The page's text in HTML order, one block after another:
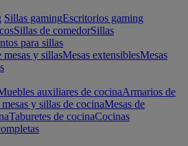
Sillas gamingEscritorios gaming
Sillas de comedorSillas
para sillas
y sillasMesas extensiblesMesas
auxiliares de cocinaArmarios de
y sillas de cocinaMesas de
Taburetes de cocinaCocinas